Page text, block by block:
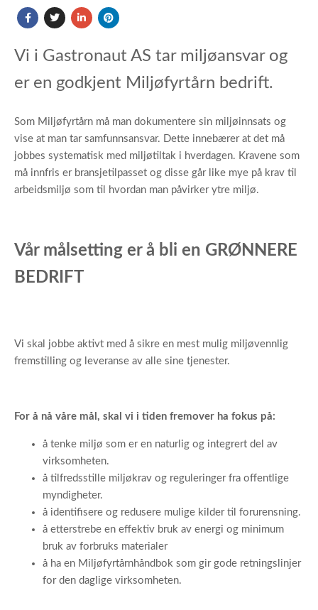
Vi i Gastronaut AS tar miljøansvar og
er en godkjent Miljøfyrtårn bedrift.
Som Miljøfyrtårn må man dokumentere sin miljøinnsats og
vise at man tar samfunnsansvar. Dette innebærer at det må
jobbes systematisk med miljøtiltak i hverdagen. Kravene som
må innfris er bransjetilpasset og disse går like mye på krav til
arbeidsmiljø som til hvordan man påvirker ytre miljø.
Vår målsetting er å bli en GRØNNERE
BEDRIFT
Vi skal jobbe aktivt med å sikre en mest mulig miljøvennlig
fremstilling og leveranse av alle sine tjenester.
For å nå våre mål, skal vi i tiden fremover ha fokus på:
å tenke miljø som er en naturlig og integrert del av
virksomheten.
å tilfredsstille miljøkrav og reguleringer fra offentlige
myndigheter.
å identifisere og redusere mulige kilder til forurensning.
å etterstrebe en effektiv bruk av energi og minimum
bruk av forbruks materialer
å ha en Miljøfyrtårnhåndbok som gir gode retningslinjer
for den daglige virksomheten.